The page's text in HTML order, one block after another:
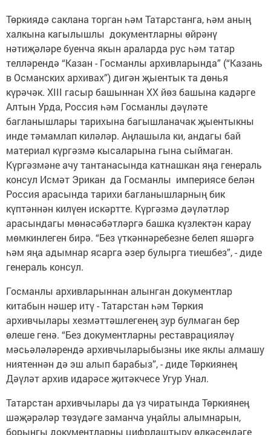
Төркиядә саклана торган һәм Татарстанга, һәм аның
халкына кагылышлы документларны өйрәнү
нәтиҗәләре буенча якын араларда рус һәм татар
телләрендә “Казан - Госманлы архивларында” (“Казань
в Османских архивах”) дигән җыентык та дөнья
күрәчәк. XIII гасыр башыннан XX йөз башына кадәрге
Алтын Урда, Россия һәм Госманлы дәүләте
багланышлары тарихына багыш­ланачак җыентыкны
инде тәмамлап киләләр. Аңлашыла ки, андагы бай
материал күргәзмә кысаларына гына сыймаган.
Күргәзмәне ачу тантанасында катнашкан яңа генераль
консул Исмәт Эрикан да Госманлы империясе белән
Россия арасында тарихи багланышларның бик
күптәннән килүен искәртте. Күргәзмә дәүләтләр
арасындагы мөнәсәбәтләргә башка күзлектән карау
мөмкинлеген бирә. “Без үткәннәребезне белеп яшәргә
һәм яңа адымнар ясарга әзер булырга тиешбез”, - диде
генераль консул.
Госманлы архивларыннан алынган документлар
китабын нәшер итү - Татарстан һәм Төркия
архивчылары хезмәттәшлегенең зур булмаган бер
өлеше генә. “Без документларны рес­таврацияләү
мәсьәләләрендә архивчыларыбызны ике яклы алмашу
ниятеннән дә эш алып барабыз”, - диде Төркиянең
Дәүләт архив идарәсе җитәкчесе Угур Унал.
Татарстан архивчылары да үз чиратында Төркиянең
шәҗәрәләр төзүдәге заманча уңайлы алымнарын,
борынгы документларны цифрлаштыру өлкәсендәге